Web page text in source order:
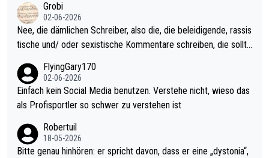
ohl wenig WDF Turniere spielen. Dies war bei Archie Self letzt
es Jahr der Fall. Er musste als amtierender Weltmeister durch
den Qualifier und ich glaube kaum, dass Mitchel sich das (in Ve
gas) antun würde, wenn er doch eigentlich die PDC-WM als Zi
el hat.
Grobi
02-06-2026
Nee, die dämlichen Schreiber, also die, die beleidigende, rassis
tische und/ oder sexistische Kommentare schreiben, die sollte
s Leben in den Griff kriegen. Nur eins wundert mich: Luke Little
r war doch neulich erst derjenige, der über Social Media GvV p
rovoziert hat. Und Littlers Mutter schießt öfters mal gegen Ric
FlyingGary170
02-06-2026
Einfach kein Social Media benutzen. Verstehe nicht, wieso das
als Profisportler so schwer zu verstehen ist
Robertuil
18-05-2026
Bitte genau hinhören: er spricht davon, dass er eine „dystonia“,